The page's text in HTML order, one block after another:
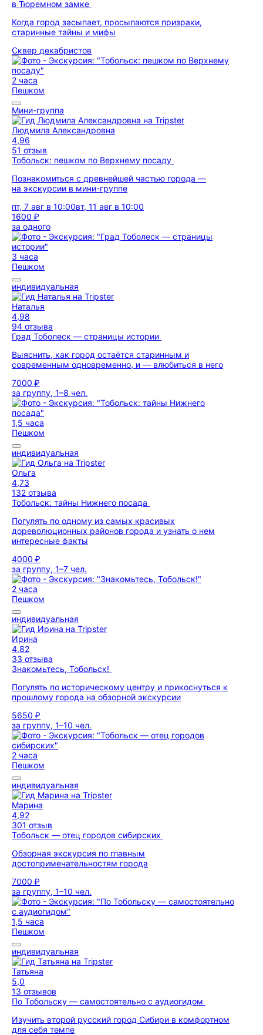
в Тюремном замке
Когда город засыпает, просыпаются призраки,
старинные тайны и мифы
Сквер декабристов
2 часа
Пешком
Мини-группа
Людмила Александровна
4,96
51 отзыв
Тобольск: пешком по Верхнему посаду
Познакомиться с древнейшей частью города —
на экскурсии в мини-группе
пт, 7 авг в 10:00вт, 11 авг в 10:00
1600 ₽
за одного
3 часа
Пешком
индивидуальная
Наталья
4,98
94 отзыва
Град Тоболеск — страницы истории
Выяснить, как город остаётся старинным и
современным одновременно, и — влюбиться в него
7000 ₽
за группу, 1–8 чел.
1,5 часа
Пешком
индивидуальная
Ольга
4,73
132 отзыва
Тобольск: тайны Нижнего посада
Погулять по одному из самых красивых
дореволюционных районов города и узнать о нем
интересные факты
4000 ₽
за группу, 1–7 чел.
2 часа
Пешком
индивидуальная
Ирина
4,82
33 отзыва
Знакомьтесь, Тобольск!
Погулять по историческому центру и прикоснуться к
прошлому города на обзорной экскурсии
5650 ₽
за группу, 1–10 чел.
2 часа
Пешком
индивидуальная
Марина
4,92
301 отзыв
Тобольск — отец городов сибирских
Обзорная экскурсия по главным
достопримечательностям города
7000 ₽
за группу, 1–10 чел.
1,5 часа
Пешком
индивидуальная
Татьяна
5,0
13 отзывов
По Тобольску — самостоятельно с аудиогидом
Изучить второй русский город Сибири в комфортном
для себя темпе